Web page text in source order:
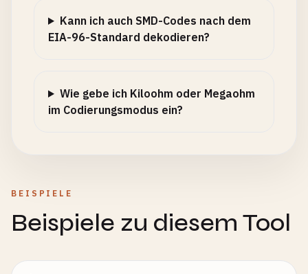
Kann ich auch SMD-Codes nach dem
EIA-96-Standard dekodieren?
Wie gebe ich Kiloohm oder Megaohm
im Codierungsmodus ein?
BEISPIELE
Beispiele zu diesem Tool